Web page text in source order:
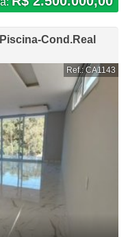
Cond.Real
Ref.: CA1143